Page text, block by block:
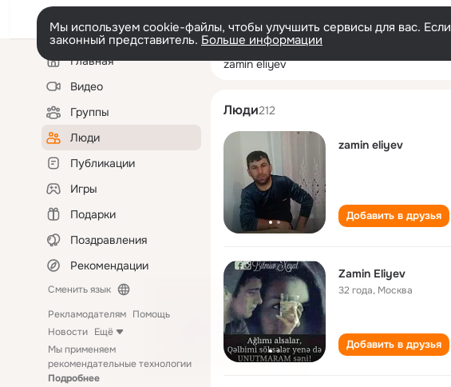
Мы используем cookie-файлы, чтобы улучшить сервисы для вас.
законный представитель. Больше информации
Левая
колонкаГлавная
Видео
Группы
Люди
Публикации
Игры
Подарки
Поздравления
Рекомендации
Сменить язык
Рекламодателям Помощь
Новости Ещё
Мы применяем
рекомендательные технологии
Подробнее
zamin eliyev
Люди212
zamin eliyev
Добавить в друзья
Zamin Eliyev
32 года, Москва
Добавить в друзья